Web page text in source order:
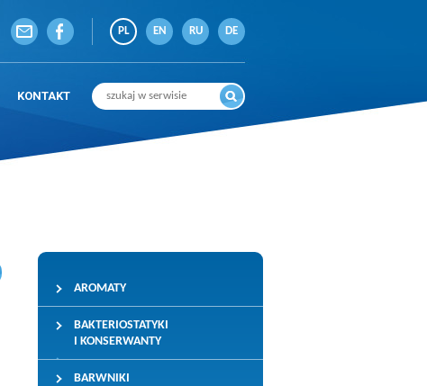
PL EN RU DE
KONTAKT
AROMATY
BAKTERIOSTATYKI
I KONSERWANTY
BARWNIKI